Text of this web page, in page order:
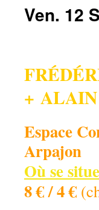
Ven. 12
+
Espace
Arpajon
Où se
8 € / 4 €